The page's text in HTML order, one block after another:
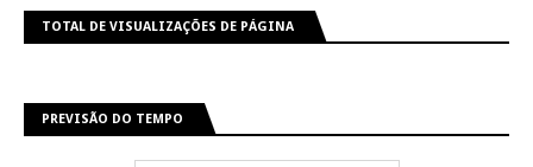
TOTAL DE VISUALIZAÇÕES DE PÁGINA
PREVISÃO DO TEMPO